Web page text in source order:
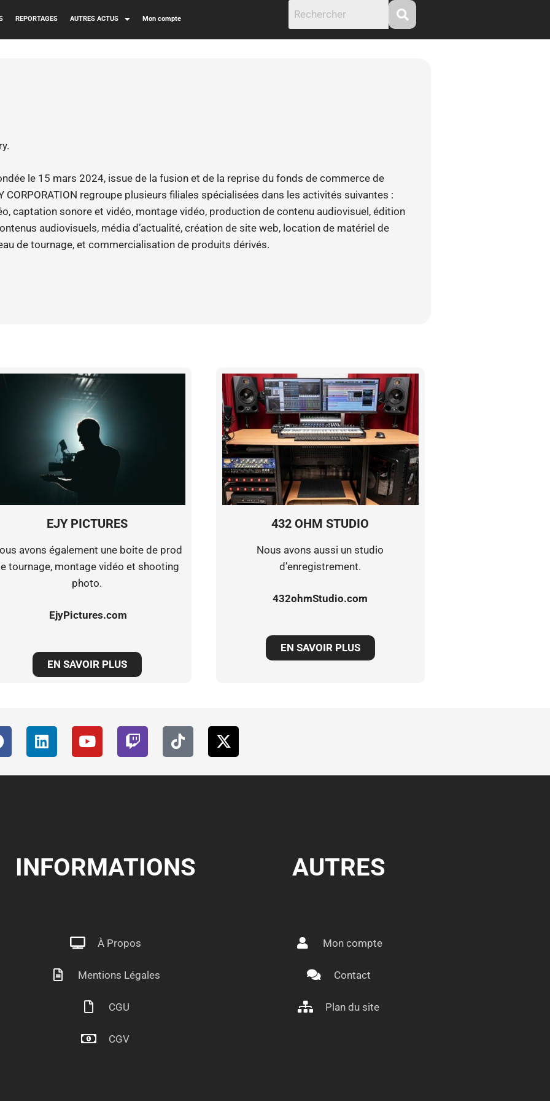
REPORTAGES AUTRES ACTUS Mon compte
le 15 mars 2024, issue de la fusion et de la reprise du fonds de commerce de
CORPORATION regroupe plusieurs filiales spécialisées dans les activités suivantes :
captation sonore et vidéo, montage vidéo, production de contenu audiovisuel, édition
audiovisuels, média d’actualité, création de site web, location de matériel de
de tournage, et commercialisation de produits dérivés.
EJY PICTURES
avons également une boite de prod
tournage, montage vidéo et shooting
photo.
EjyPictures.com
EN SAVOIR PLUS
432 OHM STUDIO
Nous avons aussi un studio
d’enregistrement.
432ohmStudio.com
EN SAVOIR PLUS
INFORMATIONS
À Propos
Mentions Légales
CGU
CGV
AUTRES
Mon compte
Contact
Plan du site